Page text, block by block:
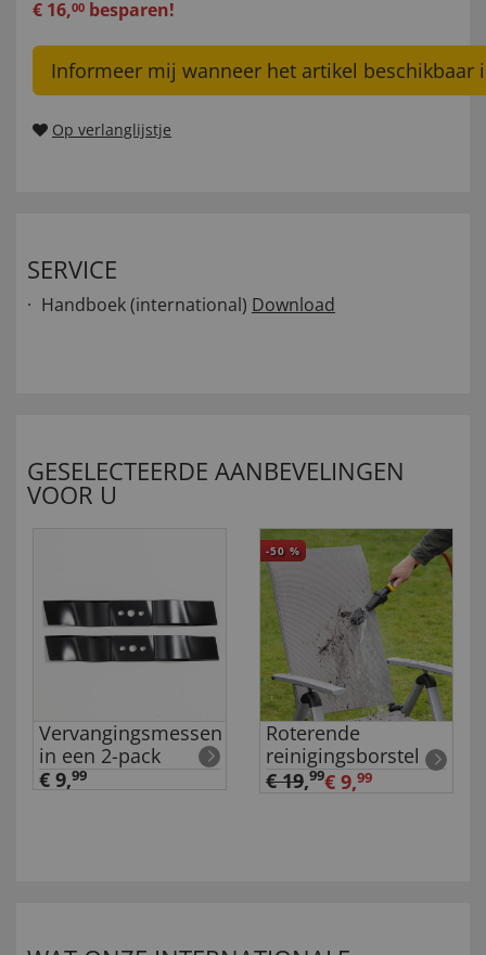
€ 16,00 besparen!
Informeer mij wanneer het artikel beschikbaar
Op verlanglijstje
SERVICE
Handboek (international) Download
GESELECTEERDE AANBEVELINGEN
VOOR U
Vervangingsmessen
in een 2-pack
€ 9,99
-50 %
Roterende
reinigingsborstel
€ 19,99€ 9,99